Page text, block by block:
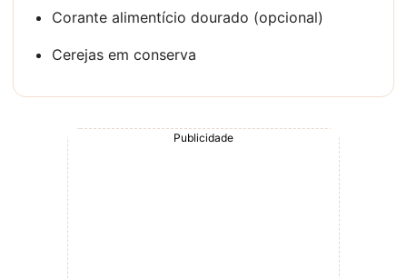
Corante alimentício dourado (opcional)
Cerejas em conserva
Publicidade